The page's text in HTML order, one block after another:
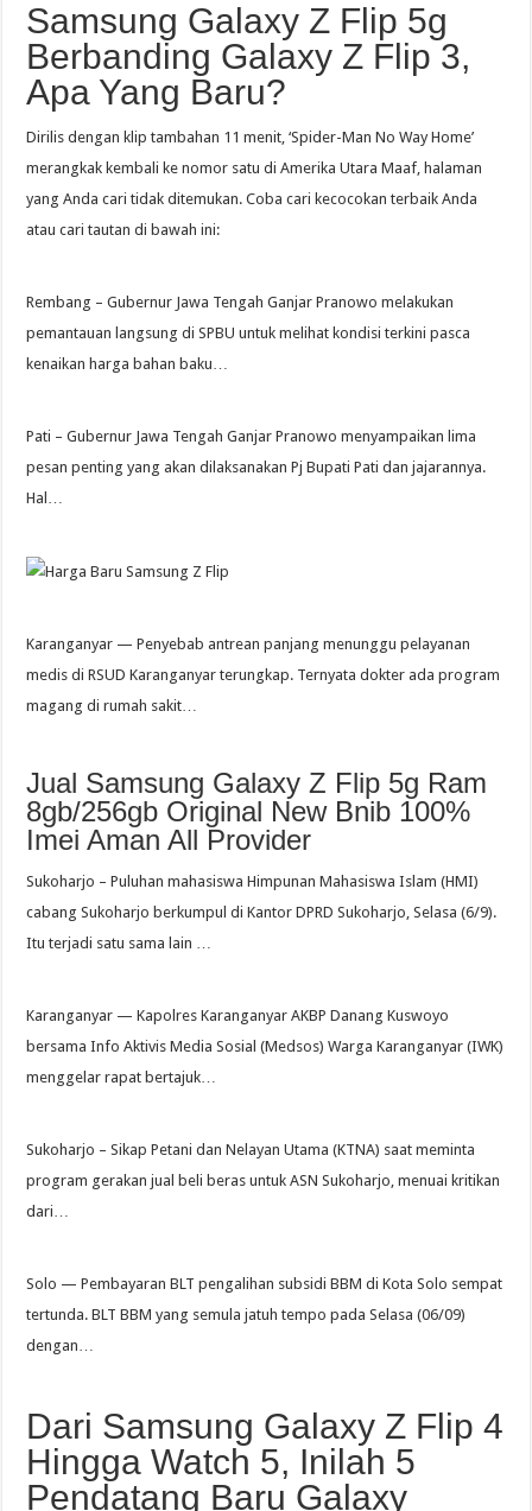
Samsung Galaxy Z Flip 5g
Berbanding Galaxy Z Flip 3,
Apa Yang Baru?
Dirilis dengan klip tambahan 11 menit, ‘Spider-Man No Way Home’
merangkak kembali ke nomor satu di Amerika Utara Maaf, halaman
yang Anda cari tidak ditemukan. Coba cari kecocokan terbaik Anda
atau cari tautan di bawah ini:
Rembang – Gubernur Jawa Tengah Ganjar Pranowo melakukan
pemantauan langsung di SPBU untuk melihat kondisi terkini pasca
kenaikan harga bahan baku…
Pati – Gubernur Jawa Tengah Ganjar Pranowo menyampaikan lima
pesan penting yang akan dilaksanakan Pj Bupati Pati dan jajarannya.
Hal…
Karanganyar — Penyebab antrean panjang menunggu pelayanan
medis di RSUD Karanganyar terungkap. Ternyata dokter ada program
magang di rumah sakit…
Jual Samsung Galaxy Z Flip 5g Ram
8gb/256gb Original New Bnib 100%
Imei Aman All Provider
Sukoharjo – Puluhan mahasiswa Himpunan Mahasiswa Islam (HMI)
cabang Sukoharjo berkumpul di Kantor DPRD Sukoharjo, Selasa (6/9).
Itu terjadi satu sama lain …
Karanganyar — Kapolres Karanganyar AKBP Danang Kuswoyo
bersama Info Aktivis Media Sosial (Medsos) Warga Karanganyar (IWK)
menggelar rapat bertajuk…
Sukoharjo – Sikap Petani dan Nelayan Utama (KTNA) saat meminta
program gerakan jual beli beras untuk ASN Sukoharjo, menuai kritikan
dari…
Solo — Pembayaran BLT pengalihan subsidi BBM di Kota Solo sempat
tertunda. BLT BBM yang semula jatuh tempo pada Selasa (06/09)
dengan…
Dari Samsung Galaxy Z Flip 4
Hingga Watch 5, Inilah 5
Pendatang Baru Galaxy